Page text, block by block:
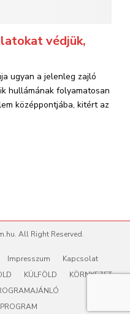
védjük,
ugyan a jelenleg zajló
hullámának folyamatosan
középpontjába, kitért az
All Right Reserved.
Impresszum
Kapcsolat
KÜLFÖLD
KÖRNYEZET